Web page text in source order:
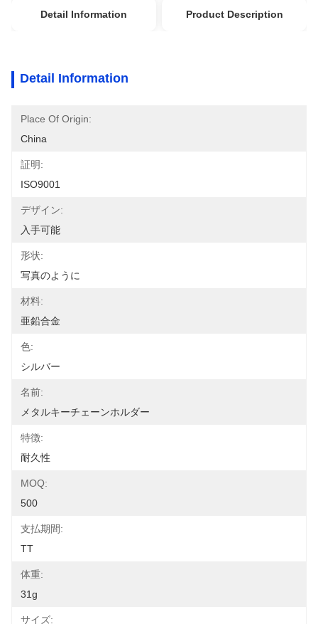
Detail Information Product Description
Detail Information
Place Of Origin:
China
証明:
ISO9001
デザイン:
入手可能
形状:
写真のように
材料:
亜鉛合金
色:
シルバー
名前:
メタルキーチェーンホルダー
特徴:
耐久性
MOQ:
500
支払期間:
TT
体重:
31g
サイズ: